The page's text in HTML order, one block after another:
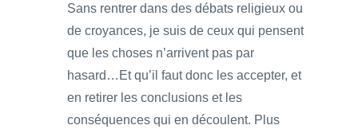
Sans rentrer dans des débats religieux ou
de croyances, je suis de ceux qui pensent
que les choses n’arrivent pas par
hasard…Et qu’il faut donc les accepter, et
en retirer les conclusions et les
conséquences qui en découlent. Plus